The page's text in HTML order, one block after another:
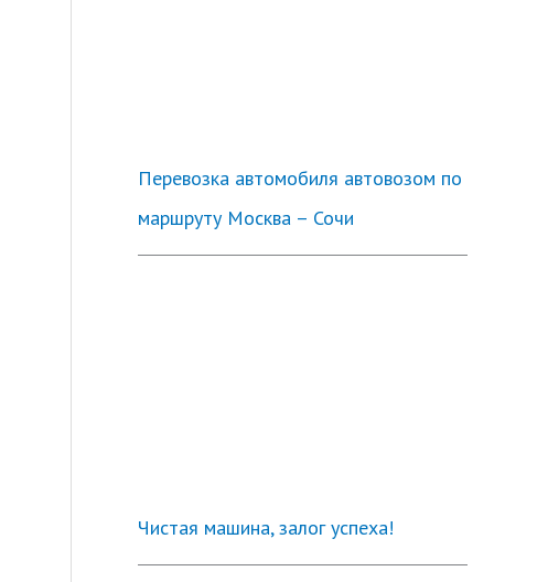
Перевозка автомобиля автовозом по
маршруту Москва – Сочи
Чистая машина, залог успеха!